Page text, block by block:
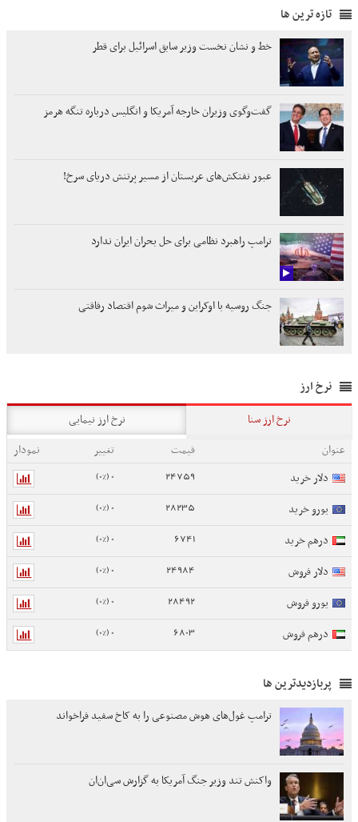
تازه ترین ها
خط و نشان نخست وزیر سابق اسرائیل برای قطر
گفت‌وگوی وزیران خارجه آمریکا و انگلیس درباره تنگه هرمز
عبور نفتکش‌های عربستان از مسیر پرتنش دریای سرخ!
ترامپ راهبرد نظامی برای حل بحران ایران ندارد
جنگ روسیه با اوکراین و میراث شوم اقتصاد رفاقتی
نرخ ارز
نرخ ارز سنا
نرخ ارز نیمایی
عنوان
قیمت تغییر
نمودار
دلار خرید
24759
0 (0%)
یورو خرید 28235
0 (0%)
درهم خرید 6741
0 (0%)
دلار فروش 24984
0 (0%)
یورو فروش 28492
0 (0%)
درهم فروش 6803
0 (0%)
پربازدیدترین ها
ترامپ غول‌های هوش مصنوعی را به کاخ سفید فراخواند
واکنش تند وزیر جنگ آمریکا به گزارش سی‌ان‌ان